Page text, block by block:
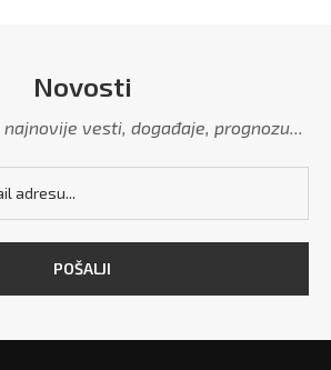
Novosti
vesti, događaje, prognozu...